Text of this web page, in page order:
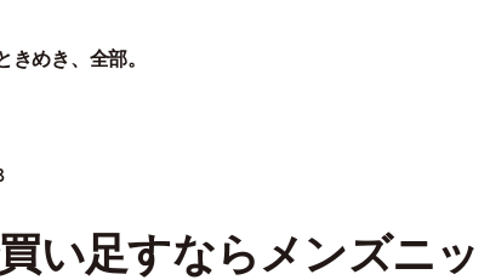
めき、全部。
い足すならメンズニッ